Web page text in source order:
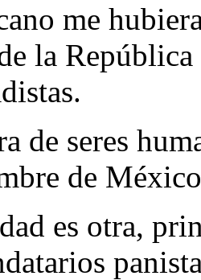
me
la
de seres
de
es otra,